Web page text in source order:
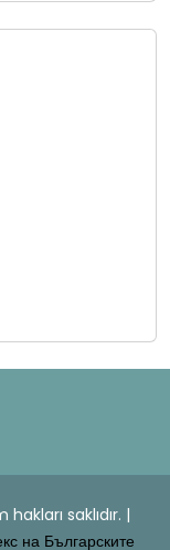
saklıdır. |
на Българските